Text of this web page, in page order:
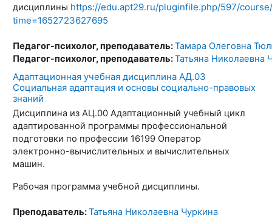
дисциплины https://edu.apt29.ru/pluginfile.php/597/course/
time=1652723627695
Педагог-психолог, преподаватель:Тамара Олеговна
Педагог-психолог, преподаватель:Татьяна Николаевна
Адаптационная учебная дисциплина АД.03
Социальная адаптация и основы социально-правовых
знаний
Дисциплина из АЦ.00 Адаптационный учебный цикл
адаптированной программы профессиональной
подготовки по профессии 16199 Оператор
электронно-вычислительных и вычислительных
машин.
Рабочая программа учебной дисциплины.
Преподаватель:Татьяна Николаевна Чуркина